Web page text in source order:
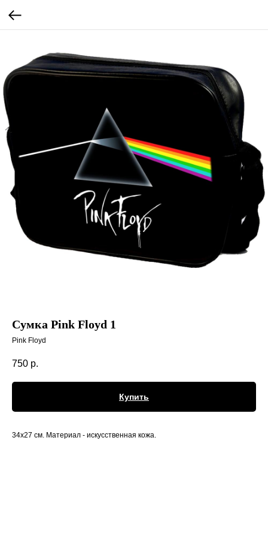
Сумка Pink Floyd 1
Pink Floyd
750 р.
Купить
34х27 см. Материал - искусственная кожа.